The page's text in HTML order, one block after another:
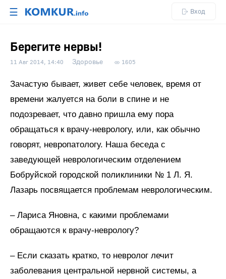
☰ Вход
Берегите нервы!
11 Авг 2014, 14:40 Здоровье 1605
Зачастую бывает, живет себе человек, время от
времени жалуется на боли в спине и не
подозревает, что давно пришла ему пора
обращаться к врачу-неврологу, или, как обычно
говорят, невропатологу. Наша беседа с
заведующей неврологическим отделением
Бобруйской городской поликлиники № 1 Л. Я.
Лазарь посвящается проблемам неврологическим.
– Лариса Яновна, с какими проблемами
обращаются к врачу-неврологу?
– Если сказать кратко, то невролог лечит
заболевания центральной нервной системы, а